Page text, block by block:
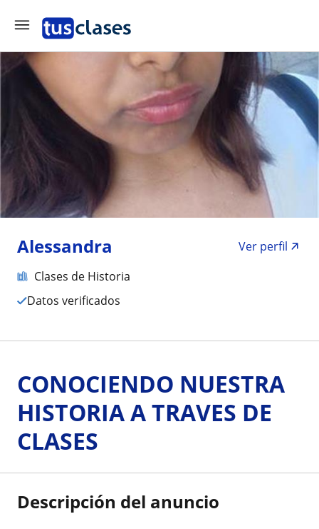
Alessandra
Ver perfil
Clases de Historia
Datos verificados
CONOCIENDO NUESTRA
HISTORIA A TRAVES DE
CLASES
Descripción del anuncio